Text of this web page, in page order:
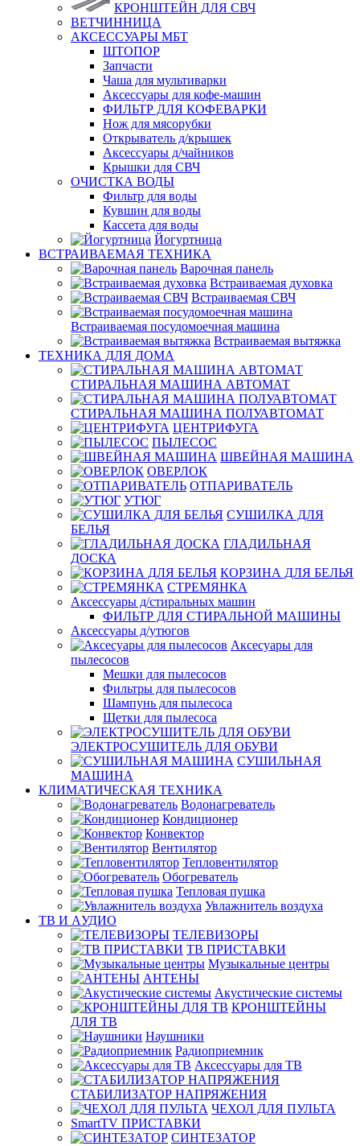
КРОНШТЕЙН ДЛЯ СВЧ
ВЕТЧИННИЦА
АКСЕССУАРЫ МБТ
ШТОПОР
Запчасти
Чаша для мультиварки
Аксессуары для кофе-машин
ФИЛЬТР ДЛЯ КОФЕВАРКИ
Нож для мясорубки
Открыватель д/крышек
Аксессуары д/чайников
Крышки для СВЧ
ОЧИСТКА ВОДЫ
Фильтр для воды
Кувшин для воды
Кассета для воды
Йогуртница
ВСТРАИВАЕМАЯ ТЕХНИКА
Варочная панель
Встраиваемая духовка
Встраиваемая СВЧ
Встраиваемая посудомоечная машина
Встраиваемая вытяжка
ТЕХНИКА ДЛЯ ДОМА
СТИРАЛЬНАЯ МАШИНА АВТОМАТ
СТИРАЛЬНАЯ МАШИНА ПОЛУАВТОМАТ
ЦЕНТРИФУГА
ПЫЛЕСОС
ШВЕЙНАЯ МАШИНА
ОВЕРЛОК
ОТПАРИВАТЕЛЬ
УТЮГ
СУШИЛКА ДЛЯ
БЕЛЬЯ
ГЛАДИЛЬНАЯ
ДОСКА
КОРЗИНА ДЛЯ БЕЛЬЯ
СТРЕМЯНКА
Аксессуары д/стиральных машин
ФИЛЬТР ДЛЯ СТИРАЛЬНОЙ МАШИНЫ
Аксессуары д/утюгов
Аксесуары для
пылесосов
Мешки для пылесосов
Фильтры для пылесосов
Шампунь для пылесоса
Щетки для пылесоса
ЭЛЕКТРОСУШИТЕЛЬ ДЛЯ ОБУВИ
СУШИЛЬНАЯ
МАШИНА
КЛИМАТИЧЕСКАЯ ТЕХНИКА
Водонагреватель
Кондиционер
Конвектор
Вентилятор
Тепловентилятор
Обогреватель
Тепловая пушка
Увлажнитель воздуха
ТВ И AУДИО
ТЕЛЕВИЗОРЫ
ТВ ПРИСТАВКИ
Музыкальные центры
АНТЕНЫ
Акустические системы
КРОНШТЕЙНЫ
ДЛЯ ТВ
Наушники
Радиоприемник
Аксессуары для ТВ
СТАБИЛИЗАТОР НАПРЯЖЕНИЯ
ЧЕХОЛ ДЛЯ ПУЛЬТА
SmartTV ПРИСТАВКИ
СИНТЕЗАТОР